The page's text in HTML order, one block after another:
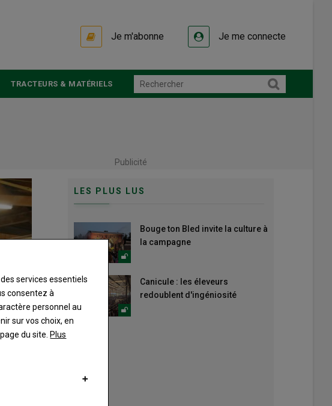
Je m'abonne Je me connecte
TRACTEURS & MATÉRIELS
Publicité
LES PLUS LUS
Bouge ton Bled invite la culture à
la campagne
Canicule : les éleveurs
redoublent d'ingéniosité
services essentiels
consentez à
personnel au
sur vos choix, en
du site. Plus